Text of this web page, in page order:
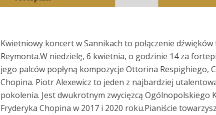
Kwietniowy koncert w Sannikach to połączenie dźwięków
Reymonta.W niedzielę, 6 kwietnia, o godzinie 14 za
jego palców popłyną kompozycje Ottorina Respighiego,
Chopina. Piotr Alexewicz to jeden z najbardziej
pokolenia. Jest dwukrotnym zwycięzcą Ogólnopolskiego
Fryderyka Chopina w 2017 i 2020 roku.Pianiście